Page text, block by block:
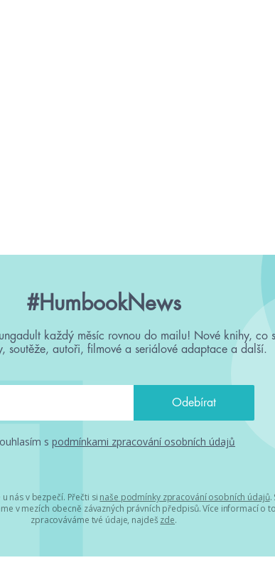
#HumbookNews
každý měsíc rovnou do mailu! Nové knihy, co
soutěže, autoři, filmové a seriálové adaptace a další.
s podmínkami zpracování osobních údajů
nás v bezpečí. Přečti si naše podmínky zpracování osobních údajů.
v mezích obecně závazných právních předpisů. Více informací o
zpracováváme tvé údaje, najdeš zde.